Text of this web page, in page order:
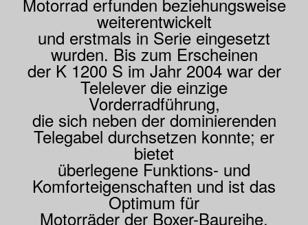
weiterentwickelt
und erstmals in Serie eingesetzt
wurden. Bis zum Erscheinen
der K 1200 S im Jahr 2004 war der
Telelever die einzige
Vorderradführung,
die sich neben der dominierenden
Telegabel durchsetzen konnte; er
bietet
überlegene Funktions- und
Komforteigenschaften und ist das
Optimum für
Motorräder der Boxer-Baureihe.